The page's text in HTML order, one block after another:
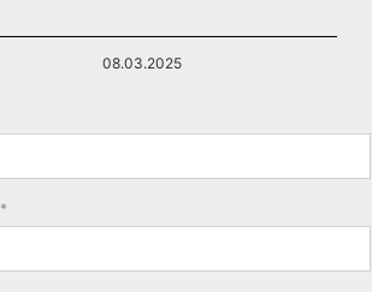
08.03.2025